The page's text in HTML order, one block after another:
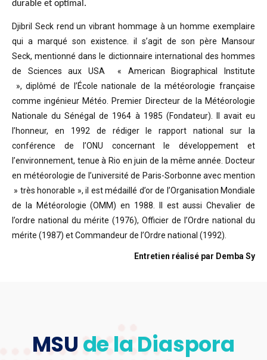
durable et optimal.
Djibril Seck rend un vibrant hommage à un homme exemplaire
qui a marqué son existence. il s’agit de son père Mansour
Seck,mentionné dans le dictionnaire international des hommes
de Sciences aux USA « American Biographical Institute
», diplômé de l’École nationale de la météorologie française
comme ingénieur Météo. Premier Directeur de la Météorologie
Nationale du Sénégal de 1964 à 1985 (Fondateur). Il avait eu
l’honneur, en 1992 de rédiger le rapport national sur la
conférence de l’ONU concernant le développement et
l’environnement, tenue à Rio en juin de la même année.
Docteur
en météorologie de l’université de Paris-Sorbonne avec mention
» très honorable », il est médaillé d’or de l’Organisation Mondiale
de la Météorologie (OMM) en 1988. Il est aussi Chevalier de
l’ordre national du mérite (1976), Officier de l’Ordre national du
mérite (1987) et Commandeur de l’Ordre national (1992).
Entretien réalisé par Demba Sy
MSU de la Diaspora